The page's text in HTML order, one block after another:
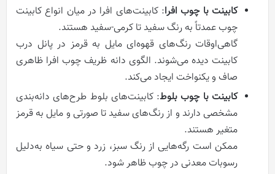
کابینت با چوب افرا: کابینت‌های افرا در میان انواع کابینت
چوب عمدتاً به رنگ سفید تا کرمی‌-سفید هستند.
گاهی‌اوقات رنگ‌های قهوه‌ای مایل به قرمز در پانل درب
کابینت دیده می‌شوند. الگوی دانه ظریف چوب افرا ظاهری
صاف و یکنواخت ایجاد می‌کند.
کابینت با چوب بلوط: کابینت‌های بلوط طرح‌های دانه‌بندی
مشخصی دارند و از رنگ‌های سفید تا صورتی و مایل به قرمز
متغیر هستند.
ممکن است رگه‌هایی از رنگ سبز، زرد و حتی سیاه به‌دلیل
رسوبات معدنی در چوب ظاهر شود.